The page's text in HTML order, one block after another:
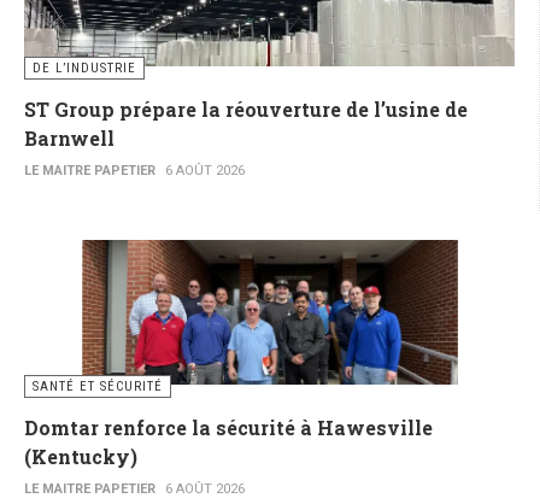
DE L’INDUSTRIE
ST Group prépare la réouverture de l’usine de
Barnwell
LE MAITRE PAPETIER 6 AOÛT 2026
SANTÉ ET SÉCURITÉ
Domtar renforce la sécurité à Hawesville
(Kentucky)
LE MAITRE PAPETIER 6 AOÛT 2026